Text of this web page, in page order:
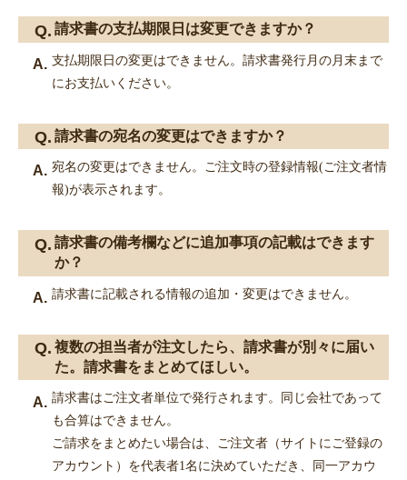
請求書の支払期限日は変更できますか？
支払期限日の変更はできません。請求書発行月の月末まで
にお支払いください。
請求書の宛名の変更はできますか？
宛名の変更はできません。ご注文時の登録情報(ご注文者情
報)が表示されます。
請求書の備考欄などに追加事項の記載はできます
か？
請求書に記載される情報の追加・変更はできません。
複数の担当者が注文したら、請求書が別々に届い
た。請求書をまとめてほしい。
請求書はご注文者単位で発行されます。同じ会社であって
も合算はできません。
ご請求をまとめたい場合は、ご注文者（サイトにご登録の
アカウント）を代表者1名に決めていただき、同一アカウ